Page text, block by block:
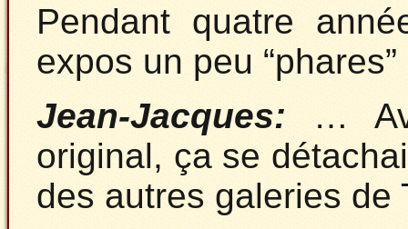
Pendant quatre
expos un peu
Jean-Jacques: …
original, ça se
des autres galeries